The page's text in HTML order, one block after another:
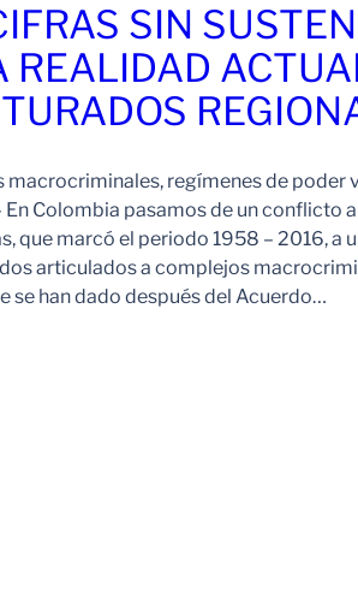
SIN
REALIDAD
macrocriminales, regímenes de poder
En Colombia pasamos de un conflicto
que marcó el periodo 1958 – 2016, a
articulados a complejos
se han dado después del Acuerdo…